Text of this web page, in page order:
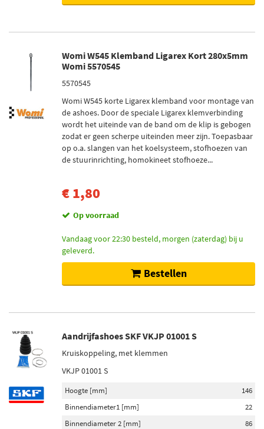
Womi W545 Klemband Ligarex Kort 280x5mm
Womi 5570545
5570545
Womi W545 korte Ligarex klemband voor montage van
de ashoes. Door de speciale Ligarex klemverbinding
wordt het uiteinde van de band om de klip is gebogen
zodat er geen scherpe uiteinden meer zijn. Toepasbaar
op o.a. slangen van het koelsysteem, stofhoezen van
de stuurinrichting, homokineet stofhoeze...
€ 1,80
Op voorraad
Vandaag voor 22:30 besteld, morgen (zaterdag) bij u
geleverd.
Bestellen
Aandrijfashoes SKF VKJP 01001 S
Kruiskoppeling, met klemmen
VKJP 01001 S
Hoogte [mm]
146
Binnendiameter1 [mm]
22
Binnendiameter 2 [mm]
86